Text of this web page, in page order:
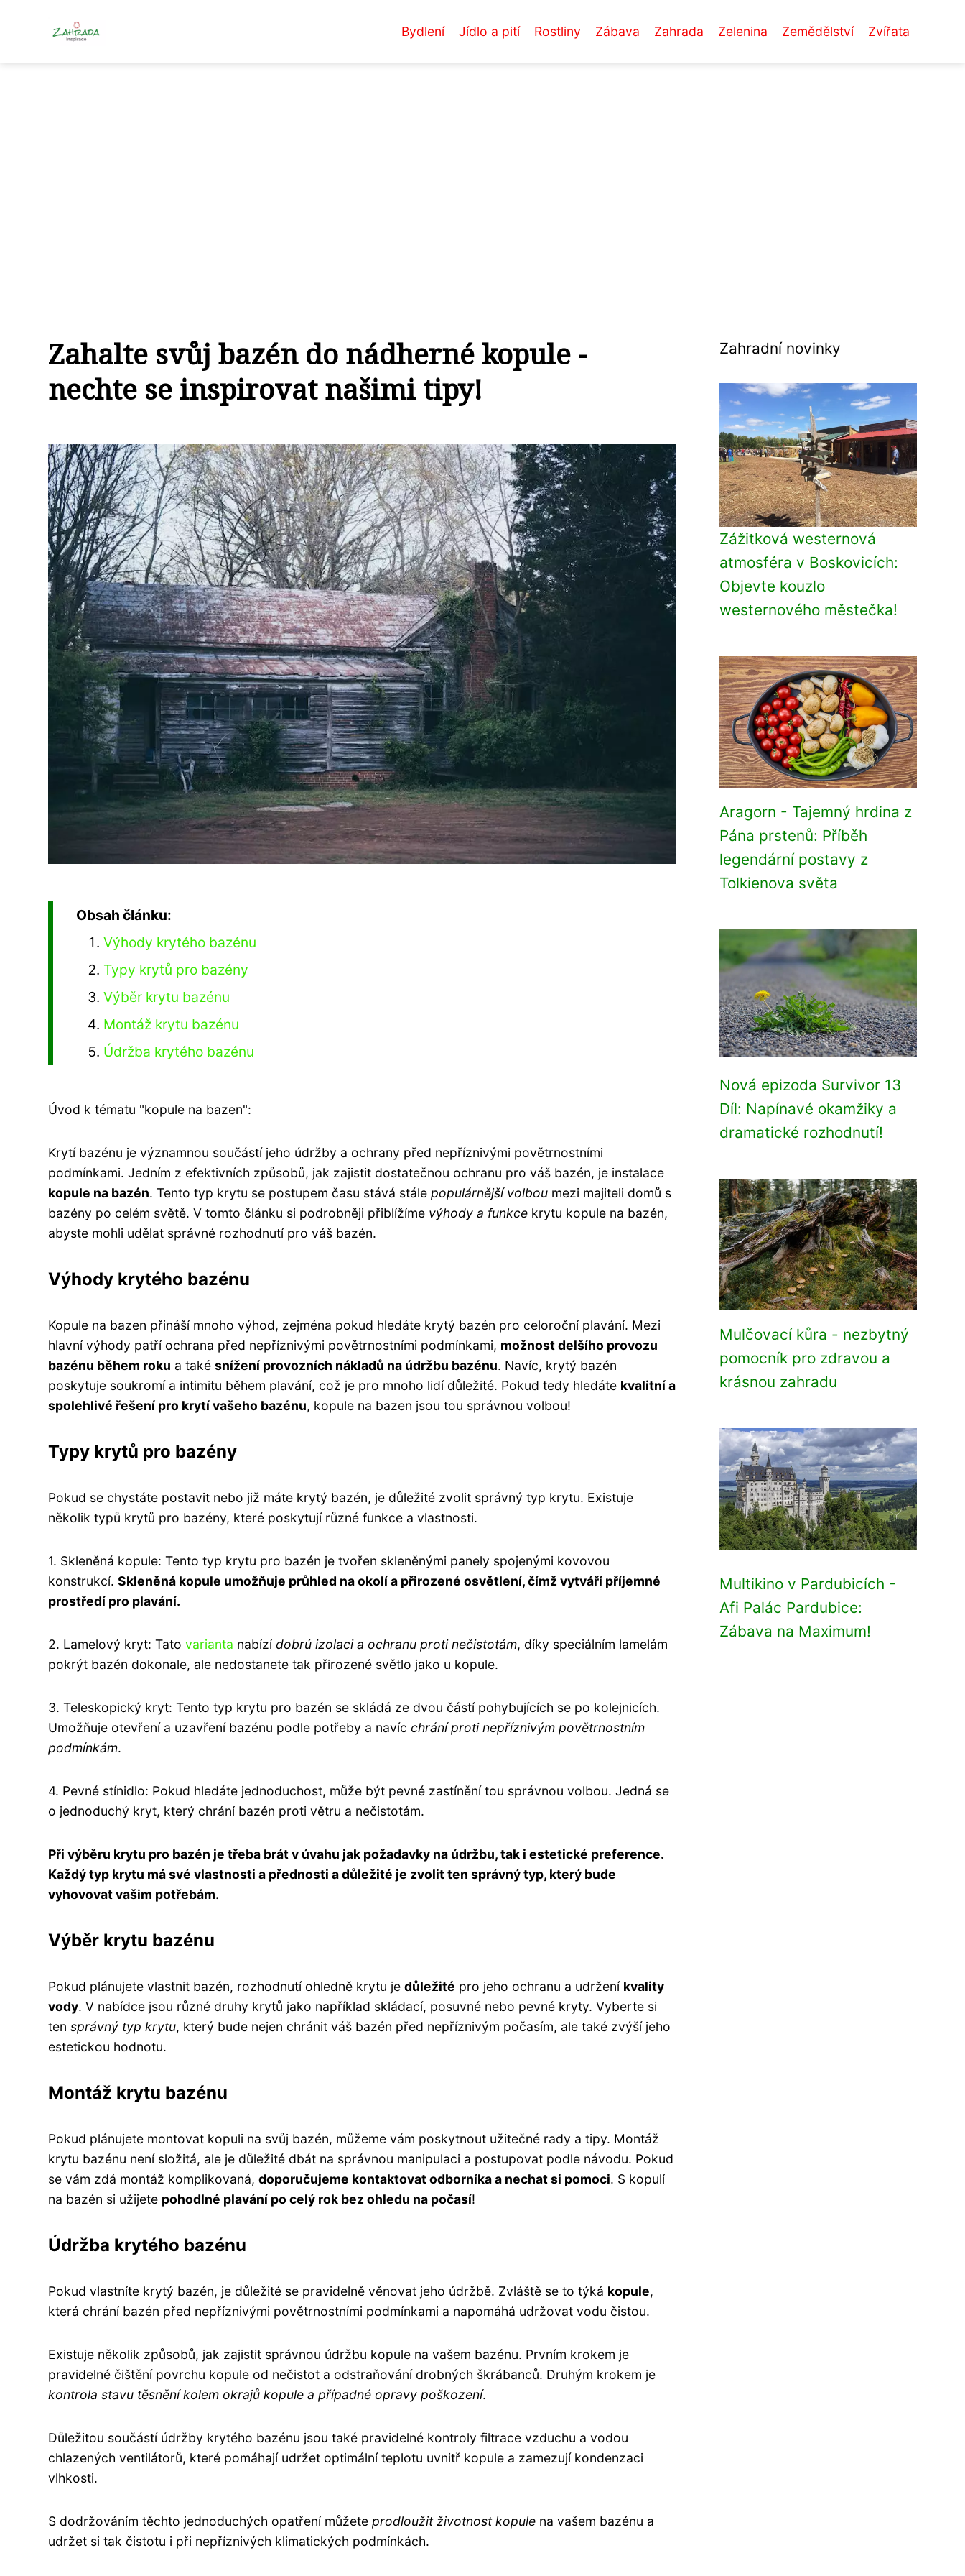
Bydlení Jídlo a pití Rostliny Zábava Zahrada Zelenina Zemědělství Zvířata
Zahalte svůj bazén do nádherné kopule -
nechte se inspirovat našimi tipy!
Obsah článku:
Výhody krytého bazénu
Typy krytů pro bazény
Výběr krytu bazénu
Montáž krytu bazénu
Údržba krytého bazénu
Úvod k tématu "kopule na bazen":
Krytí bazénu je významnou součástí jeho údržby a ochrany před nepříznivými povětrnostními
podmínkami. Jedním z efektivních způsobů, jak zajistit dostatečnou ochranu pro váš bazén, je instalace
kopule na bazén. Tento typ krytu se postupem času stává stále populárnější volbou mezi majiteli domů s
bazény po celém světě. V tomto článku si podrobněji přiblížíme výhody a funkce krytu kopule na bazén,
abyste mohli udělat správné rozhodnutí pro váš bazén.
Výhody krytého bazénu
Kopule na bazen přináší mnoho výhod, zejména pokud hledáte krytý bazén pro celoroční plavání. Mezi
hlavní výhody patří ochrana před nepříznivými povětrnostními podmínkami, možnost delšího provozu
bazénu během roku a také snížení provozních nákladů na údržbu bazénu. Navíc, krytý bazén
poskytuje soukromí a intimitu během plavání, což je pro mnoho lidí důležité. Pokud tedy hledáte kvalitní a
spolehlivé řešení pro krytí vašeho bazénu, kopule na bazen jsou tou správnou volbou!
Typy krytů pro bazény
Pokud se chystáte postavit nebo již máte krytý bazén, je důležité zvolit správný typ krytu. Existuje
několik typů krytů pro bazény, které poskytují různé funkce a vlastnosti.
1. Skleněná kopule: Tento typ krytu pro bazén je tvořen skleněnými panely spojenými kovovou
konstrukcí. Skleněná kopule umožňuje průhled na okolí a přirozené osvětlení, čímž vytváří příjemné
prostředí pro plavání.
2. Lamelový kryt: Tato varianta nabízídobrú izolaci a ochranu proti nečistotám, díky speciálním lamelám
pokrýt bazén dokonale, ale nedostanete tak přirozené světlo jako u kopule.
3. Teleskopický kryt: Tento typ krytu pro bazén se skládá ze dvou částí pohybujících se po kolejnicích.
Umožňuje otevření a uzavření bazénu podle potřeby a navíc chrání proti nepříznivým povětrnostním
podmínkám.
4. Pevné stínidlo: Pokud hledáte jednoduchost, může být pevné zastínění tou správnou volbou. Jedná se
o jednoduchý kryt, který chrání bazén proti větru a nečistotám.
Při výběru krytu pro bazén je třeba brát v úvahu jak požadavky na údržbu, tak i estetické preference.
Každý typ krytu má své vlastnosti a přednosti a důležité je zvolit ten správný typ, který bude
vyhovovat vašim potřebám.
Výběr krytu bazénu
Pokud plánujete vlastnit bazén, rozhodnutí ohledně krytu je důležité pro jeho ochranu a udržení kvality
vody. V nabídce jsou různé druhy krytů jako například skládací, posuvné nebo pevné kryty. Vyberte si
ten správný typ krytu, který bude nejen chránit váš bazén před nepříznivým počasím, ale také zvýší jeho
estetickou hodnotu.
Montáž krytu bazénu
Pokud plánujete montovat kopuli na svůj bazén, můžeme vám poskytnout užitečné rady a tipy. Montáž
krytu bazénu není složitá, ale je důležité dbát na správnou manipulaci a postupovat podle návodu. Pokud
se vám zdá montáž komplikovaná, doporučujeme kontaktovat odborníka a nechat si pomoci. S kopulí
na bazén si užijete pohodlné plavání po celý rok bez ohledu na počasí!
Údržba krytého bazénu
Pokud vlastníte krytý bazén, je důležité se pravidelně věnovat jeho údržbě. Zvláště se to týká kopule,
která chrání bazén před nepříznivými povětrnostními podmínkami a napomáhá udržovat vodu čistou.
Existuje několik způsobů, jak zajistit správnou údržbu kopule na vašem bazénu. Prvním krokem je
pravidelné čištění povrchu kopule od nečistot a odstraňování drobných škrábanců. Druhým krokem je
kontrola stavu těsnění kolem okrajů kopule a případné opravy poškození.
Důležitou součástí údržby krytého bazénu jsou také pravidelné kontroly filtrace vzduchu a vodou
chlazených ventilátorů, které pomáhají udržet optimální teplotu uvnitř kopule a zamezují kondenzaci
vlhkosti.
S dodržováním těchto jednoduchých opatření můžete prodloužit životnost kopule na vašem bazénu a
udržet si tak čistotu i při nepříznivých klimatických podmínkách.
Zahradní novinky
Zážitková westernová
atmosféra v Boskovicích:
Objevte kouzlo
westernového městečka!
Aragorn - Tajemný hrdina z
Pána prstenů: Příběh
legendární postavy z
Tolkienova světa
Nová epizoda Survivor 13
Díl: Napínavé okamžiky a
dramatické rozhodnutí!
Mulčovací kůra - nezbytný
pomocník pro zdravou a
krásnou zahradu
Multikino v Pardubicích -
Afi Palác Pardubice:
Zábava na Maximum!